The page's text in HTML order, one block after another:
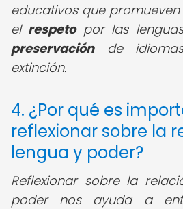
educativos que
el respetopor las
preservaciónde
extinción.
4. ¿Por qué es
reflexionar sobre la
lengua y poder?
Reflexionar sobre la
poder nos ayuda a